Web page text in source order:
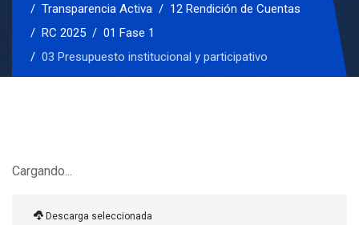
Transparencia Activa
12 Rendición de Cuentas
RC 2025
01 Fase 1
03 Presupuesto institucional y participativo
Cargando...
Descarga seleccionada